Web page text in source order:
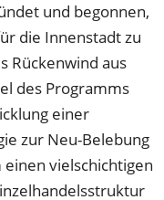
und begonnen,
die Innenstadt zu
Rückenwind aus
des Programms
einer
zur Neu-Belebung
vielschichtigen